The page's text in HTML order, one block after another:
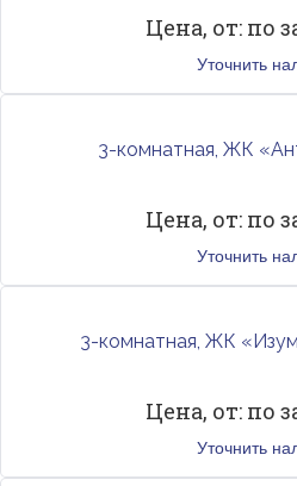
Цена, от: по
Уточнить
3-комнатная, ЖК
Цена, от: по
Уточнить
3-комнатная, ЖК
Цена, от: по
Уточнить